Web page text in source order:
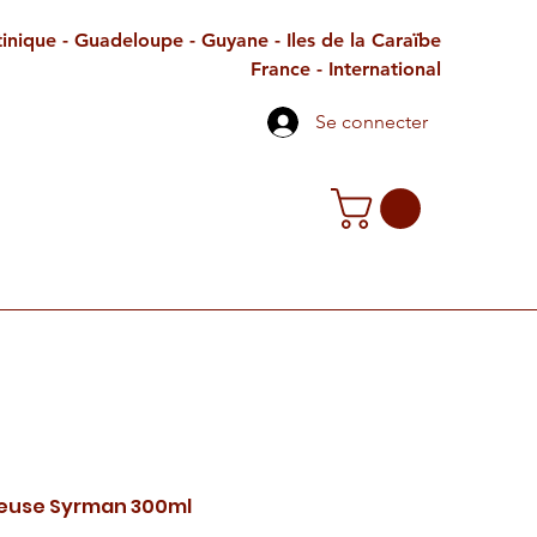
- Guadeloupe - Guyane - Iles de la Caraïbe
France - International
Se connecter
Syrman 300ml